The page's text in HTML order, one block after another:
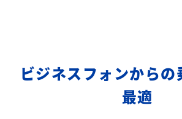
ビジネスフォンからの
最適